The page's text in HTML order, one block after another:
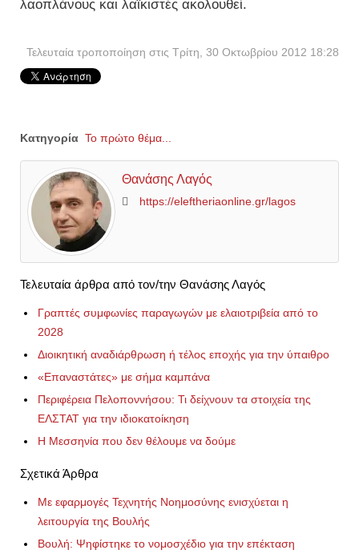
λαοπλάνους και λαϊκιστές ακολουθεί.
Τελευταία τροποποίηση στις Τρίτη, 30 Οκτωβρίου 2012 18:28
Κατηγορία Το πρώτο θέμα...
Θανάσης Λαγός
https://eleftheriaonline.gr/lagos
Τελευταία άρθρα από τον/την Θανάσης Λαγός
Γραπτές συμφωνίες παραγωγών με ελαιοτριβεία από το
2028
Διοικητική αναδιάρθρωση ή τέλος εποχής για την ύπαιθρο
«Επαναστάτες» με σήμα καμπάνα
Περιφέρεια Πελοποννήσου: Τι δείχνουν τα στοιχεία της
ΕΛΣΤΑΤ για την ιδιοκατοίκηση
Η Μεσσηνία που δεν θέλουμε να δούμε
Σχετικά Άρθρα
Με εφαρμογές Τεχνητής Νοημοσύνης ενισχύεται η
λειτουργία της Βουλής
Βουλή: Ψηφίστηκε το νομοσχέδιο για την επέκταση